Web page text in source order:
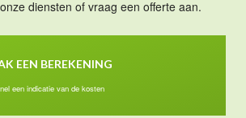
diensten of vraag een offerte aan.
EEN BEREKENING
een indicatie van de kosten